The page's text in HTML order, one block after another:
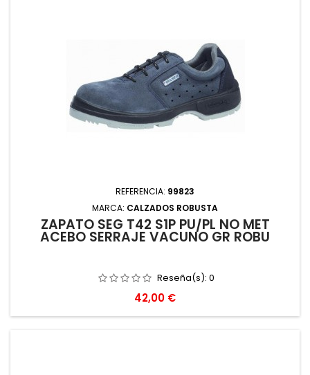
REFERENCIA: 99823
MARCA: CALZADOS ROBUSTA
ZAPATO SEG T42 S1P PU/PL NO MET
ACEBO SERRAJE VACUNO GR ROBU
Reseña(s): 0
Precio
42,00 €